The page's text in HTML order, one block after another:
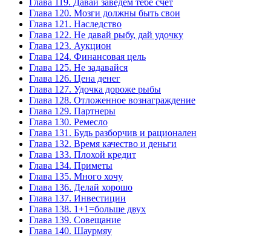
Глава 120. Мозги должны быть свои
Глава 121. Наследство
Глава 122. Не давай рыбу, дай удочку
Глава 123. Аукцион
Глава 124. Финансовая цель
Глава 125. Не задавайся
Глава 126. Цена денег
Глава 127. Удочка дороже рыбы
Глава 128. Отложенное вознаграждение
Глава 129. Партнеры
Глава 130. Ремесло
Глава 131. Будь разборчив и рационален
Глава 132. Время качество и деньги
Глава 133. Плохой кредит
Глава 134. Приметы
Глава 135. Много хочу
Глава 136. Делай хорошо
Глава 137. Инвестиции
Глава 138. 1+1=больше двух
Глава 139. Совещание
Глава 140. Шаурмяу